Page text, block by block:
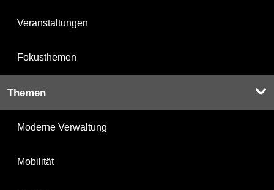
Veranstaltungen
Fokusthemen
Themen
Moderne Verwaltung
Mobilität